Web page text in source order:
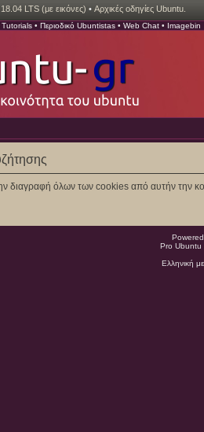
LTS (με εικόνες) • Αρχικές οδηγίες Ubuntu.
Tutorials • Περιοδικό Ubuntistas • Web Chat • Imagebin
διαγραφή όλων των cookies από αυτήν την
Pro
Ελληνική